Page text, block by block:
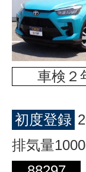
車検２
初度登録
排気量